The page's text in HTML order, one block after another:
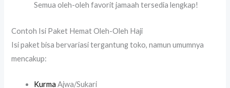
Semua oleh-oleh favorit jamaah tersedia lengkap!
Contoh Isi Paket Hemat Oleh-Oleh Haji
Isi paket bisa bervariasi tergantung toko, namun umumnya
mencakup:
Kurma Ajwa/Sukari